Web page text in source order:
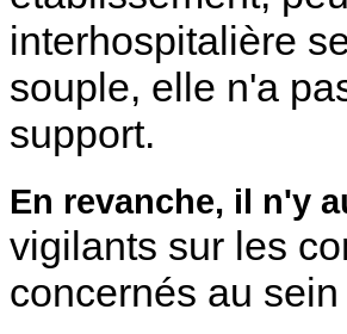
interhospitalière
souple, elle n'a
support.
En revanche, il n'y
vigilants sur les
concernés au